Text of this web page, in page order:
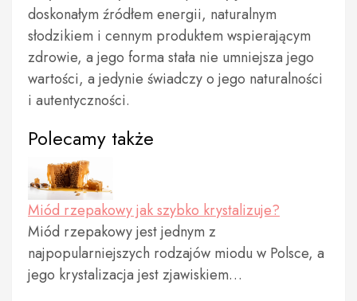
doskonałym źródłem energii, naturalnym
słodzikiem i cennym produktem wspierającym
zdrowie, a jego forma stała nie umniejsza jego
wartości, a jedynie świadczy o jego naturalności
i autentyczności.
Polecamy także
Miód rzepakowy jak szybko krystalizuje?
Miód rzepakowy jest jednym z
najpopularniejszych rodzajów miodu w Polsce, a
jego krystalizacja jest zjawiskiem…